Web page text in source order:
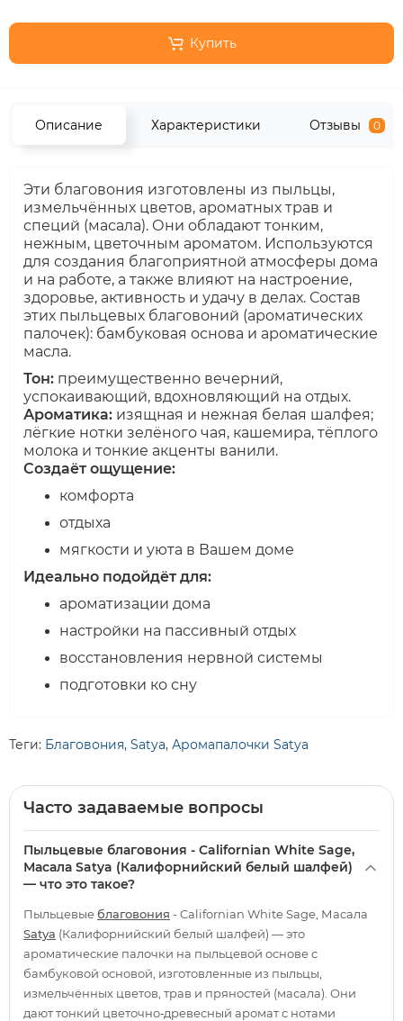
Купить
Описание Характеристики Отзывы 0
Эти благовония изготовлены из пыльцы,
измельчённых цветов, ароматных трав и
специй (масала). Они обладают тонким,
нежным, цветочным ароматом. Используются
для создания благоприятной атмосферы дома
и на работе, а также влияют на настроение,
здоровье, активность и удачу в делах. Состав
этих пыльцевых благовоний (ароматических
палочек): бамбуковая основа и ароматические
масла.
Тон: преимущественно вечерний,
успокаивающий, вдохновляющий на отдых.
Ароматика: изящная и нежная белая шалфея;
лёгкие нотки зелёного чая, кашемира, тёплого
молока и тонкие акценты ванили.
Создаёт ощущение:
комфорта
отдыха
мягкости и уюта в Вашем доме
Идеально подойдёт для:
ароматизации дома
настройки на пассивный отдых
восстановления нервной системы
подготовки ко сну
Теги: Благовония, Satya, Аромапалочки Satya
Часто задаваемые вопросы
Пыльцевые благовония - Californian White Sage,
Масала Satya (Калифорнийский белый шалфей)
— что это такое?
Пыльцевыеблаговония - Californian White Sage, Масала
Satya (Калифорнийский белый шалфей) — это
ароматические палочки на пыльцевой основе с
бамбуковой основой, изготовленные из пыльцы,
измельчённых цветов, трав и пряностей (масала). Они
дают тонкий цветочно‑древесный аромат с нотами